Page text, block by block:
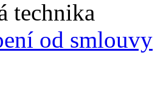
technika
od smlouvy